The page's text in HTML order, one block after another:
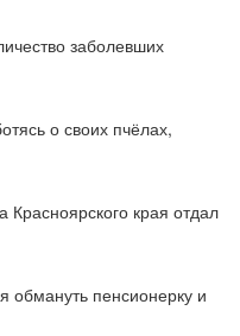
заболевших
о своих пчёлах,
края отдал
обмануть пенсионерку и